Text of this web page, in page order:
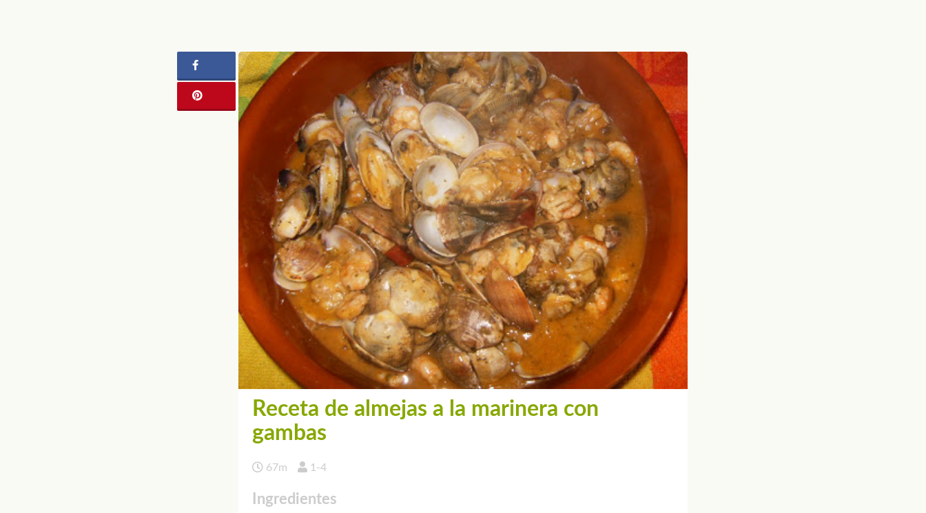
Receta de almejas a la marinera con
gambas
67m 1-4
Ingredientes